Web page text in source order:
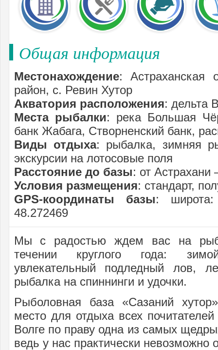
Общая информация
Местонахождение: Астраханская
район, с. Ревин Хутор
Акватория расположения: дельта
Места рыбалки: река Большая
банк Жабага, Створненский банк,
Виды отдыха: рыбалка, зимняя
экскурсии на лотосовые поля
Расстояние до базы: от
Условия размещения: стандарт,
GPS-координаты базы: широта:
48.272469
Мы с радостью ждем вас на
течении круглого года:
увлекательный подледный лов,
рыбалка на спиннинги и удочки.
Рыболовная база «Сазаний
место для отдыха всех
Волге по праву одна из самых
ведь у нас практически невозможно